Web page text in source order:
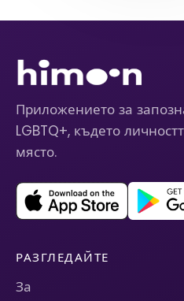
Приложението за
LGBTQ+, където
място.
РАЗГЛЕДАЙТЕ
За